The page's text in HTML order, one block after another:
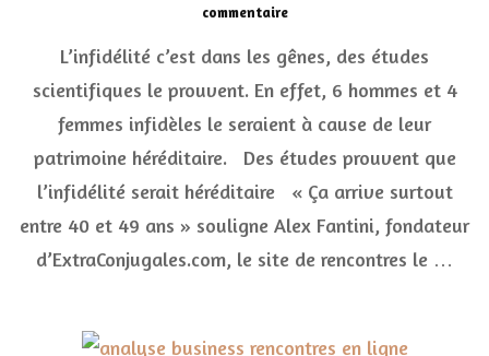
commentairesur
serait
à
un
héréditaire
info
ou
intox
L’infidélité c’est dans les gênes, des études
scientifiques le prouvent. En effet, 6 hommes et 4
femmes infidèles le seraient à cause de leur
patrimoine héréditaire. Des études prouvent que
l’infidélité serait héréditaire « Ça arrive surtout
entre 40 et 49 ans » souligne Alex Fantini, fondateur
d’ExtraConjugales.com, le site de rencontres le …